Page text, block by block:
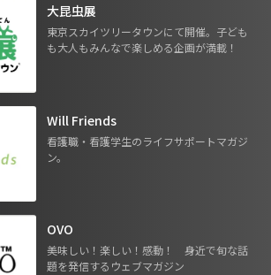
大昆虫展
東京スカイツリータウンにて開催。子ども
も大人もみんなで楽しめる企画が満載！
Will Friends
看護職・看護学生のライフサポートマガジ
ン。
OVO
美味しい！楽しい！感動！ 身近で旬な話
題を発信するウェブマガジン